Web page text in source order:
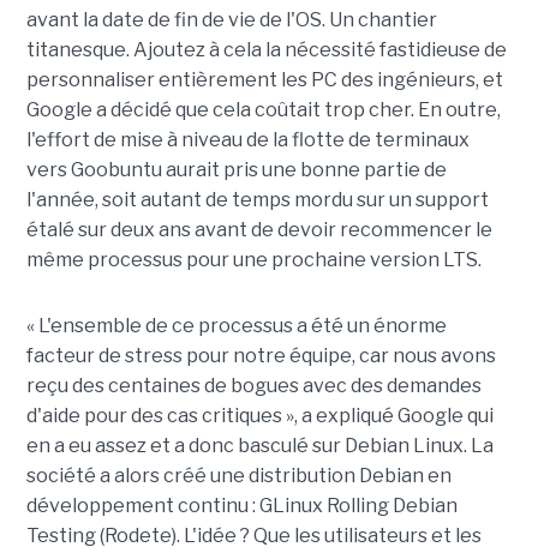
avant la date de fin de vie de l'OS. Un chantier
titanesque. Ajoutez à cela la nécessité fastidieuse de
personnaliser entièrement les PC des ingénieurs, et
Google a décidé que cela coûtait trop cher. En outre,
l'effort de mise à niveau de la flotte de terminaux
vers Goobuntu aurait pris une bonne partie de
l'année, soit autant de temps mordu sur un support
étalé sur deux ans avant de devoir recommencer le
même processus pour une prochaine version LTS.
« L'ensemble de ce processus a été un énorme
facteur de stress pour notre équipe, car nous avons
reçu des centaines de bogues avec des demandes
d'aide pour des cas critiques », a expliqué Google qui
en a eu assez et a donc basculé sur Debian Linux. La
société a alors créé une distribution Debian en
développement continu : GLinux Rolling Debian
Testing (Rodete). L'idée ? Que les utilisateurs et les